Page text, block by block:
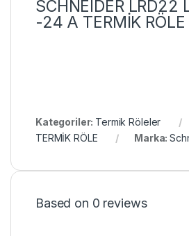
SCHNEIDER LRD22
-24 A TERMİK RÖLE
Kategoriler: Termik Röleler
TERMİK RÖLE
Marka:
Based on 0 reviews